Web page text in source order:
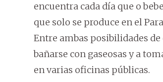
encuentra cada día que o
que solo se produce en el
Entre ambas posibilidades
bañarse con gaseosas y a
en varias oficinas públicas.